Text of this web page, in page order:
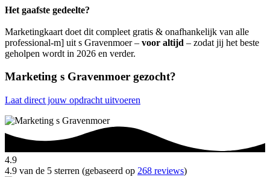
Het gaafste gedeelte?
Marketingkaart doet dit compleet gratis & onafhankelijk van alle
professional-m] uit s Gravenmoer – voor altijd – zodat jij het beste
geholpen wordt in 2026 en verder.
Marketing s Gravenmoer gezocht?
Laat direct jouw opdracht uitvoeren
4.9
4.9 van de 5 sterren (gebaseerd op 268 reviews)